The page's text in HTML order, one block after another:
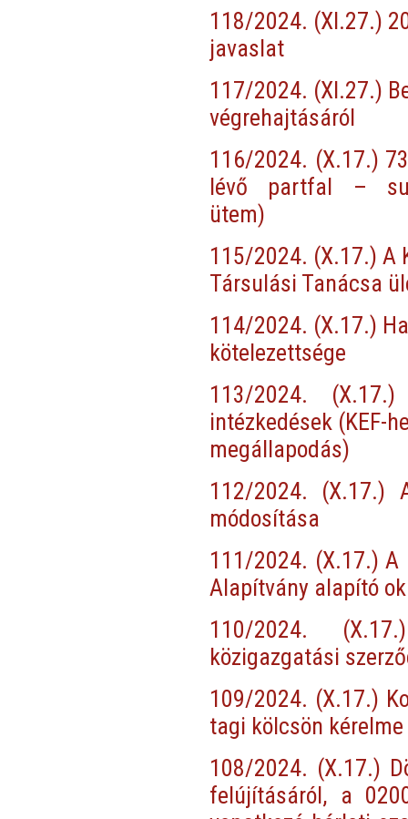
118/2024. (XI.27.)
javaslat
117/2024. (XI.27.)
végrehajtásáról
116/2024. (X.17.)
lévő partfal –
ütem)
115/2024. (X.17.) A
Társulási Tanácsa
114/2024. (X.17.)
kötelezettsége
113/2024. (X.17.)
intézkedések (KEF-
megállapodás)
112/2024. (X.17.)
módosítása
111/2024. (X.17.) A
Alapítvány alapító
110/2024.
közigazgatási
109/2024. (X.17.)
tagi kölcsön kérelme
108/2024. (X.17.)
felújításáról, a